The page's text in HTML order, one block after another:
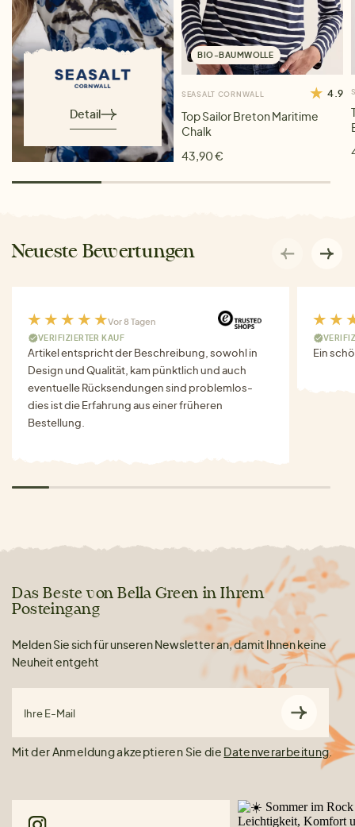
Detail
BIO-BAUMWOLLE
SEASALT CORNWALL 4.9
Top Sailor Breton Maritime
Chalk
43,90 €
Neueste Bewertungen
Vor 8 Tagen
VERIFIZIERTER KAUF
Artikel entspricht der Beschreibung, sowohl in
Design und Qualität, kam pünktlich und auch
eventuelle Rücksendungen sind problemlos-
dies ist die Erfahrung aus einer früheren
Bestellung.
Ein
Das Beste von Bella Green in Ihrem
Posteingang
Melden Sie sich für unseren Newsletter an, damit Ihnen keine
Neuheit entgeht
Ihre E-Mail
Mit der Anmeldung akzeptieren Sie die Datenverarbeitung.